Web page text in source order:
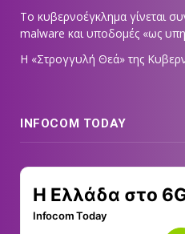
Το κυβερνοέγκλημα γίνεται
malware και υποδομές «ως
Η «Στρογγυλή Θεά» της
INFOCOM TODAY